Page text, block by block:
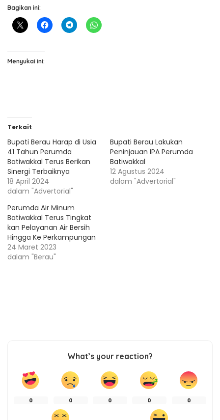
Bagikan ini:
Menyukai ini:
Terkait
Bupati Berau Harap di Usia
41 Tahun Perumda
Batiwakkal Terus Berikan
Sinergi Terbaiknya
18 April 2024
dalam "Advertorial"
Bupati Berau Lakukan
Peninjauan IPA Perumda
Batiwakkal
12 Agustus 2024
dalam "Advertorial"
Perumda Air Minum
Batiwakkal Terus Tingkat
kan Pelayanan Air Bersih
Hingga Ke Perkampungan
24 Maret 2023
dalam "Berau"
What’s your reaction?
0 0 0 0 0